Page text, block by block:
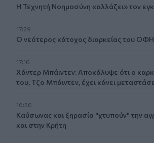
Η Τεχνητή Νοημοσύνη «αλλάζει» τον
17:29
Ο νεότερος κάτοχος διαρκείας του ΟΦΗ
17:16
Χάντερ Μπάιντεν: Αποκάλυψε ότι ο
του, Τζο Μπάιντεν, έχει κάνει
16:56
Καύσωνας και ξηρασία "χτυπούν" την
και στην Κρήτη